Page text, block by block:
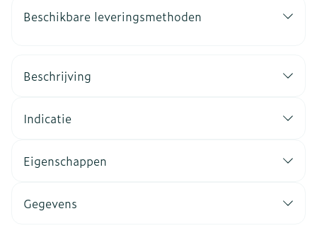
Beschikbare leveringsmethoden
Beschrijving
Indicatie
Eigenschappen
Gegevens